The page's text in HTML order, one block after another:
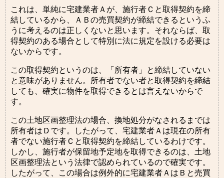
これは、単純に宅建業者Ａが、施行者Ｃと取得契約を締
結しているから、ＡＢの売買契約が締結できるというふ
うに考えるのは正しくないと思います。それならば、取
得契約のある場合として特別に法に規定を設ける必要は
ないからです。
この取得契約というのは、「所有者」と締結していない
と意味がありません。所有者でない者と取得契約を締結
しても、確実に物件を取得できるとは言えないからで
す。
この土地区画整理法の場合、換地処分がなされるまでは
所有者はＤです。したがって、宅建業者Ａは現在の所有
者でない施行者Ｃと取得契約を締結しているわけです。
しかし、施行者が保留地予定地を取得できるのは、土地
区画整理法という法律で認められているので確実です。
したがって、この場合は例外的に宅建業者ＡはＢと売買